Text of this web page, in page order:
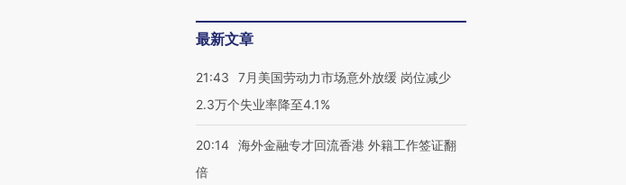
最新文章
21:43
7月美国劳动力市场意外放缓 岗位减少
2.3万个失业率降至4.1%
20:14 海外金融专才回流香港 外籍工作签证翻
倍